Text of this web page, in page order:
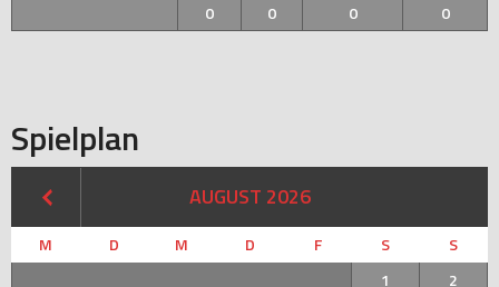
0
0 0 0
Spielplan
AUGUST 2026
M D M D F S
S
1
2